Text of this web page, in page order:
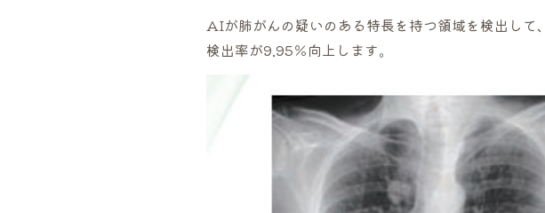
AIが肺がんの疑いのある特長を持つ領域を検出して
検出率が9.95％向上します。